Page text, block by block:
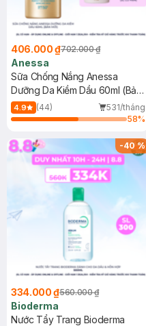
406.000 ₫702.000 ₫
Anessa
Sữa Chống Nắng Anessa
Dưỡng Da Kiềm Dầu 60ml (Bản
Mới)
4.9 (44)
531/tháng
58%
-40%
334.000 ₫560.000 ₫
Bioderma
Nước Tẩy Trang Bioderma